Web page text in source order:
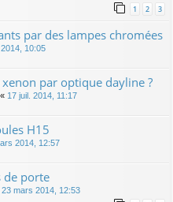
1 2 3
par des lampes chromées
10:05
par optique dayline ?
« 17 juil. 2014, 11:17
H15
2014, 12:57
de porte
23 mars 2014, 12:53